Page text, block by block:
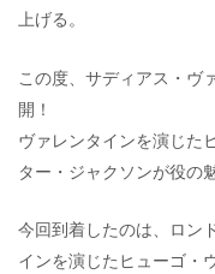
上げる。
この度、サディアス・ヴ
開！
ヴァレンタインを演じた
ター・ジャクソンが役の
今回到着したのは、ロン
インを演じたヒューゴ・